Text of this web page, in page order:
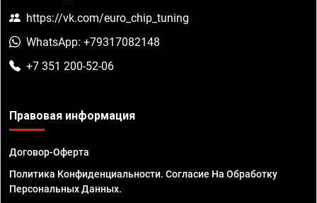
https://vk.com/euro_chip_tuning
WhatsApp: +79317082148
+7 351 200-52-06
Правовая информация
Договор-Оферта
Политика Конфиденциальности. Согласие На Обработку
Персональных Данных.